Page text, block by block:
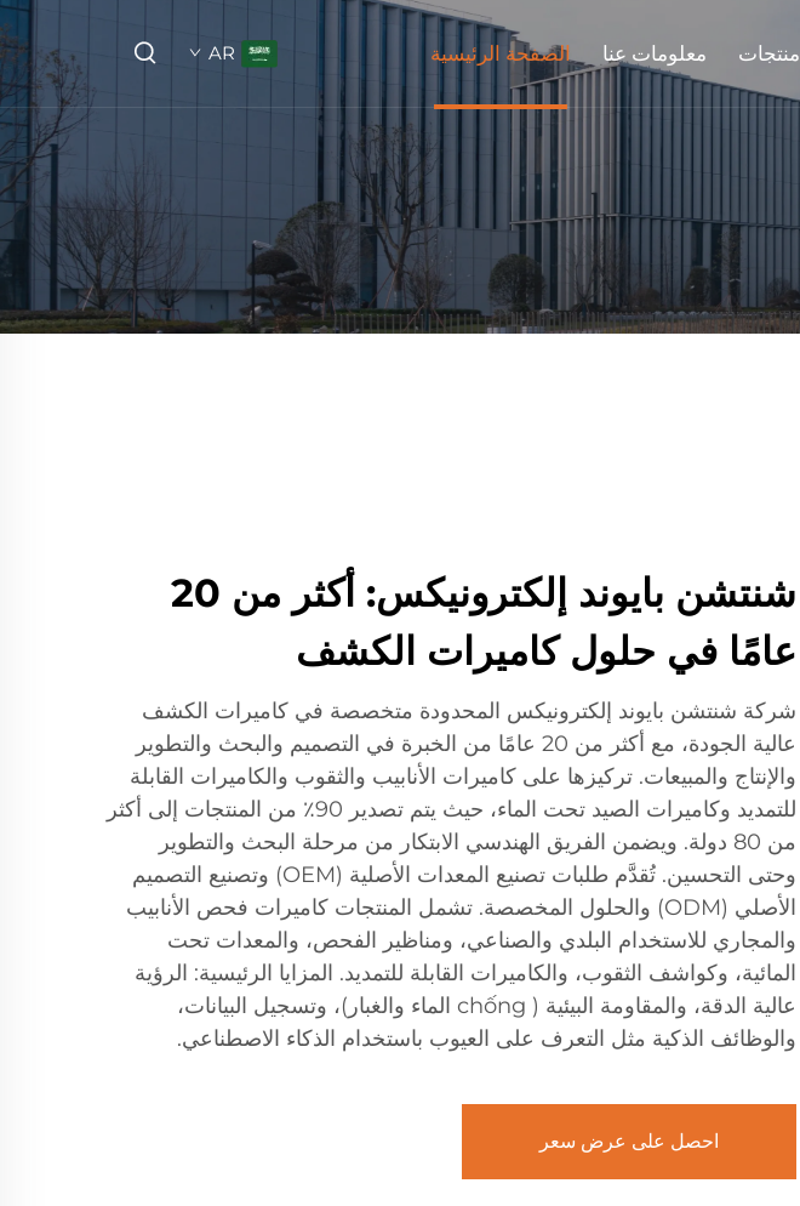
الصفحة الرئيسية معلومات عنا منتجات AR
شنتشن بايوند إلكترونيكس: أكثر من 20
عامًا في حلول كاميرات الكشف
شركة شنتشن بايوند إلكترونيكس المحدودة متخصصة في كاميرات الكشف
عالية الجودة، مع أكثر من 20 عامًا من الخبرة في التصميم والبحث والتطوير
والإنتاج والمبيعات. تركيزها على كاميرات الأنابيب والثقوب والكاميرات القابلة
للتمديد وكاميرات الصيد تحت الماء، حيث يتم تصدير 90٪ من المنتجات إلى أكثر
من 80 دولة. ويضمن الفريق الهندسي الابتكار من مرحلة البحث والتطوير
وحتى التحسين. تُقدَّم طلبات تصنيع المعدات الأصلية (OEM) وتصنيع التصميم
الأصلي (ODM) والحلول المخصصة. تشمل المنتجات كاميرات فحص الأنابيب
والمجاري للاستخدام البلدي والصناعي، ومناظير الفحص، والمعدات تحت
المائية، وكواشف الثقوب، والكاميرات القابلة للتمديد. المزايا الرئيسية: الرؤية
عالية الدقة، والمقاومة البيئية ( chống الماء والغبار)، وتسجيل البيانات،
والوظائف الذكية مثل التعرف على العيوب باستخدام الذكاء الاصطناعي.
احصل على عرض سعر